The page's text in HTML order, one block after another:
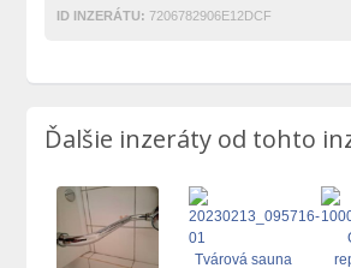
ID INZERÁTU: 7206782906E12DCF
Ďalšie inzeráty od tohto
Tvárová sauna